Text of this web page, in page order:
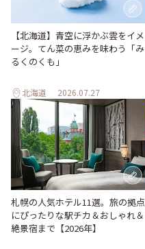
【北海道】青空に浮かぶ雲をイメ
ージ。てん菜の恵みを味わう「み
るくのくも」
北海道 2026.07.27
札幌の人気ホテル11選。旅の拠点
にぴったりな駅チカ＆おしゃれ＆
絶景宿まで【2026年】